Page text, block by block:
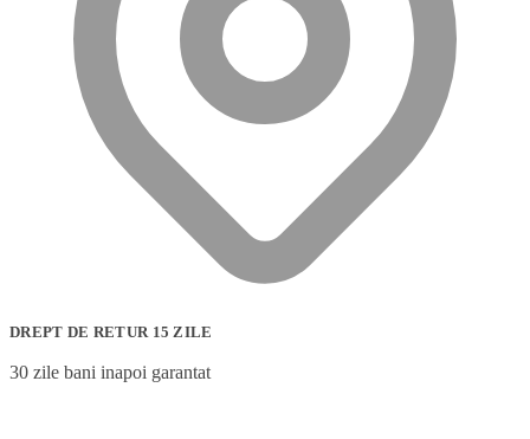
DREPT DE RETUR 15 ZILE
30 zile bani inapoi garantat